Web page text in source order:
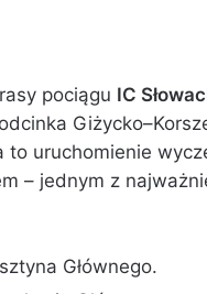
pociągu IC
to uruchomienie
– jednym z
Głównego.